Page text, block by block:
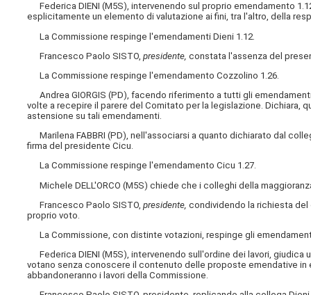
Federica DIENI (M5S), intervenendo sul proprio emendamento
esplicitamente un elemento di valutazione ai fini, tra l'altro, della
La Commissione respinge l'emendamenti Dieni 1.12.
Francesco Paolo SISTO,presidente, constata l'assenza del
La Commissione respinge l'emendamento Cozzolino 1.26.
Andrea GIORGIS (PD), facendo riferimento a tutti gli
volte a recepire il parere del Comitato per la legislazione. Dichiara,
astensione su tali emendamenti.
Marilena FABBRI (PD), nell'associarsi a quanto dichiarato dal
firma del presidente Cicu.
La Commissione respinge l'emendamento Cicu 1.27.
Michele DELL'ORCO (M5S) chiede che i colleghi della
Francesco Paolo SISTO,presidente, condividendo la richiesta del
proprio voto.
La Commissione, con distinte votazioni, respinge gli
Federica DIENI (M5S), intervenendo sull'ordine dei lavori, giudica
votano senza conoscere il contenuto delle proposte emendative
abbandoneranno i lavori della Commissione.